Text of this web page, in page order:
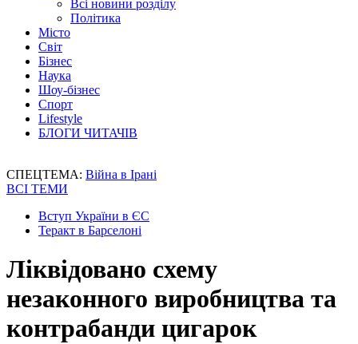
Всі новини розділу
Політика
Місто
Світ
Бізнес
Наука
Шоу-бізнес
Спорт
Lifestyle
БЛОГИ ЧИТАЧІВ
СПЕЦТЕМА: Війна в Ірані
ВСІ ТЕМИ
Вступ України в ЄС
Теракт в Барселоні
Ліквідовано схему
незаконного виробництва та
контрабанди цигарок